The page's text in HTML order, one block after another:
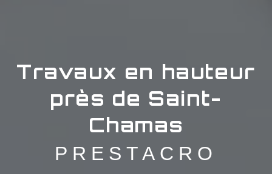
Travaux en hauteur
près de Saint-
Chamas
PRESTACRO